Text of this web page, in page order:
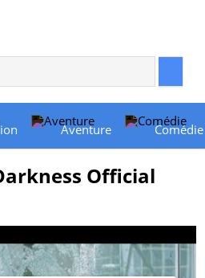
Aventure Comédie
Official